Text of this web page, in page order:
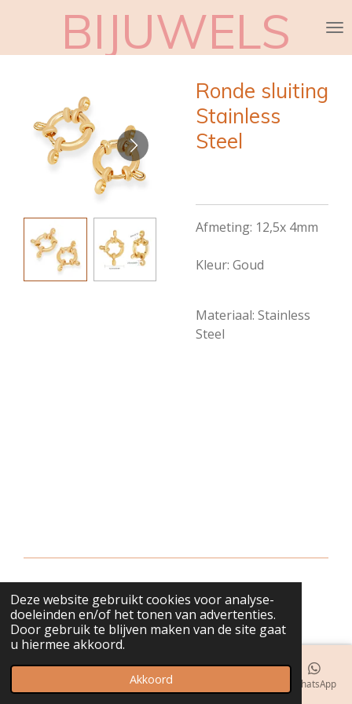
Deze website gebruikt cookies voor analyse-
doeleinden en/of het tonen van advertenties.
Door gebruik te blijven maken van de site gaat
u hiermee akkoord.
Akkoord
naar
BIJUWELS
Ronde sluiting
Stainless
Steel
Afmeting: 12,5x 4mm
Kleur: Goud
Materiaal: Stainless
Steel
© 2018 - 2026 bijuwels
Telefoonnummer WhatsApp